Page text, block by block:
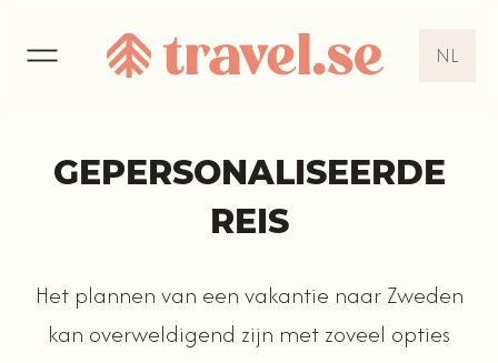
NL
GEPERSONALISEERDE
REIS
Het plannen van een vakantie naar Zweden
kan overweldigend zijn met zoveel opties